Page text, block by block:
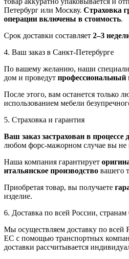
Петербург или Москву. Страховка
операции включены в стоимость.
Срок доставки составляет 2–3
4. Ваш заказ в Санкт-Петербурге
По вашему желанию, наши
дом и проведут
После этого, вам останется только
использованием мебели
5. Страховка и гарантия
Ваш заказ застрахован в процессе
любом форс-мажорном случае вы не
Наша компания гарантирует
итальянское производство вашего
Приобретая товар, вы получаете
изделие.
6. Доставка по всей России,
Мы осуществляем доставку по всей
ЕС с помощью транспортных
доставки рассчитывается